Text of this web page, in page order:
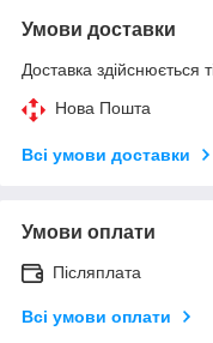
Умови доставки
Доставка здійснюється
Нова Пошта
Всі умови доставки
Умови оплати
Післяплата
Всі умови оплати